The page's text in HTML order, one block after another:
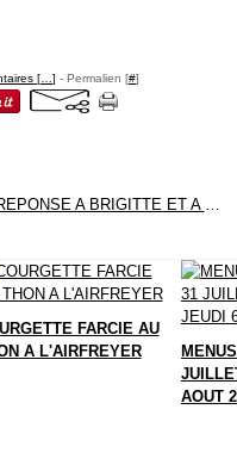
[ ] - Permalien [#]
PAPOUNE VOUS REPOND : REPONSE A BRIGITTE ET A SUCRE D'ORGE
FARCIE AU
A L'AIRFREYER
AOUT